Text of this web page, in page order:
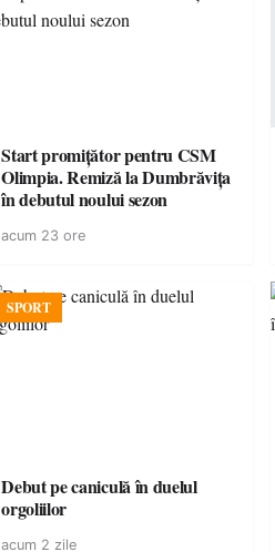
Start promițător pentru CSM
Olimpia. Remiză la Dumbrăvița
în debutul noului sezon
acum 23 ore
SPORT
Debut pe caniculă în duelul
orgoliilor
acum 2 zile